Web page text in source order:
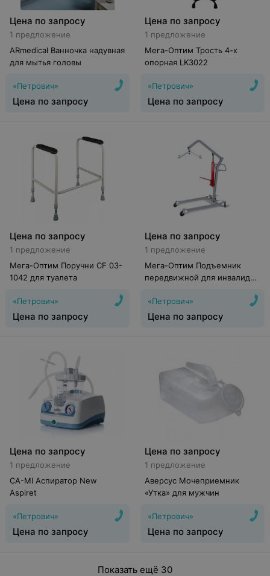
Цена по запросу
1 предложение
ARmedical Ванночка надувная
для мытья головы
«Петрович»
Цена по запросу
Цена по запросу
1 предложение
Мега-Оптим Трость 4-х
опорная LK3022
«Петрович»
Цена по запросу
Цена по запросу
1 предложение
Мега-Оптим Поручни CF 03-
1042 для туалета
«Петрович»
Цена по запросу
Цена по запросу
1 предложение
Мега-Оптим Подъемник
передвижной для инвалидов
«Петрович»
Цена по запросу
Цена по запросу
1 предложение
CA-MI Аспиратор New
Aspiret
«Петрович»
Цена по запросу
Цена по запросу
1 предложение
Аверсус Мочеприемник
«Утка» для мужчин
«Петрович»
Цена по запросу
Показать ещё 30